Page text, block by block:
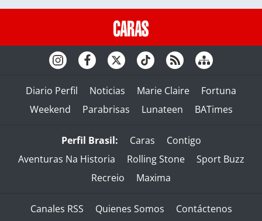
Diario Perfil Noticias Marie Claire
Fortuna
Weekend
Parabrisas Lunateen BATimes
Perfil Brasil: Caras
Contigo
Aventuras Na Historia
Rolling Stone
Sport Buzz
Recreio
Maxima
Canales RSS Quienes Somos
Contáctenos